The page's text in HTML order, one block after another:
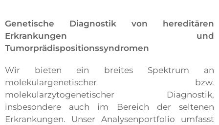
Genetische Diagnostik von hereditären
Erkrankungen und
Tumorprädispositionssyndromen
Wir bieten ein breites Spektrum an
molekulargenetischer bzw.
molekularzytogenetischer Diagnostik,
insbesondere auch im Bereich der seltenen
Erkrankungen. Unser Analysenportfolio umfasst